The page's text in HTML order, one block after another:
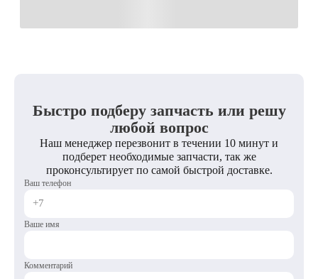
Быстро подберу запчасть или решу
любой вопрос
Наш менеджер перезвонит в течении 10 минут и
подберет необходимые запчасти, так же
проконсультирует по самой быстрой доставке.
Ваш телефон
Ваше имя
Комментарий